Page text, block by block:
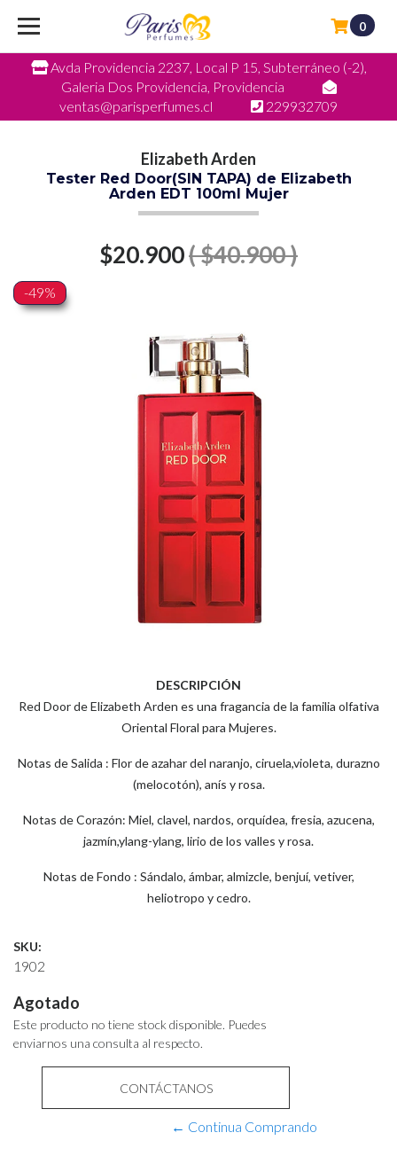
Avda Providencia 2237, Local P 15, Subterráneo (-2),
Galeria Dos Providencia, Providencia
ventas@parisperfumes.cl
229932709
0
Elizabeth Arden
Tester Red Door(SIN TAPA) de Elizabeth
Arden EDT 100ml Mujer
$20.900( $40.900 )
-49%
DESCRIPCIÓN
Red Door de Elizabeth Arden es una fragancia de la familia olfativa
Oriental Floral para Mujeres.
Notas de Salida : Flor de azahar del naranjo, ciruela,violeta, durazno
(melocotón), anís y rosa.
Notas de Corazón: Miel, clavel, nardos, orquídea, fresia, azucena,
jazmín,ylang-ylang, lirio de los valles y rosa.
Notas de Fondo : Sándalo, ámbar, almizcle, benjuí, vetiver,
heliotropo y cedro.
SKU:
1902
Agotado
Este producto no tiene stock disponible. Puedes
enviarnos una consulta al respecto.
CONTÁCTANOS
← Continua Comprando